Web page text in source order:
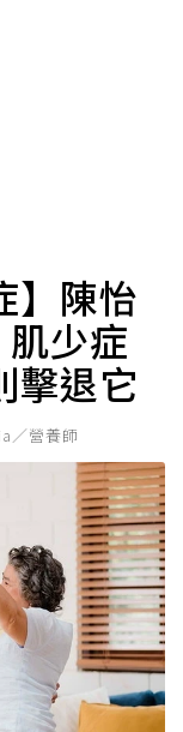
】陳怡
少症
擊退它
／營養師